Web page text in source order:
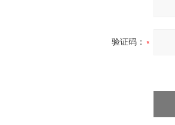
验证码：